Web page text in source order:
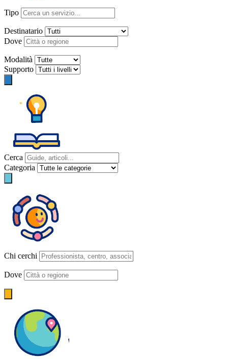
Tipo
Destinatario
Dove
Modalità
Supporto
Cerca
Categoria
Chi cerchi
Dove